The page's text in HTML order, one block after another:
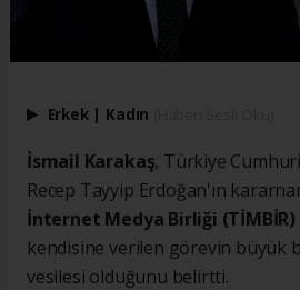
Erkek | Kadın
İsmail Karakaş, Türkiye
Recep Tayyip Erdoğan'ın
İnternet Medya Birliği (TİMBİR)
kendisine verilen görevin büyük
vesilesi olduğunu belirtti.